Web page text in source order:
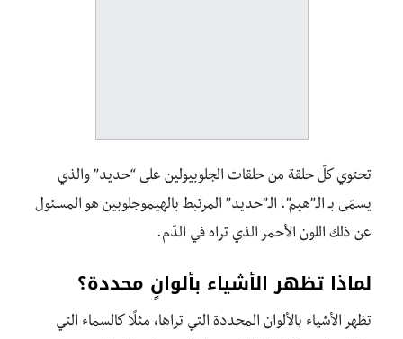
تحتوي كلّ حلقة من حلقات الجلوبيولين على “حديد” والذي
يسمّى بـ الـ”هيم”. الـ”حديد” المرتبط بالهيموجلوبين هو المسئول
عن ذلك اللون الأحمر الذي تراه في الدّم.
لماذا تظهر الأشياء بألوانٍ محددة؟
تظهر الأشياء بالألوان المحددة التي تراها، مثلًا كالسماء التي